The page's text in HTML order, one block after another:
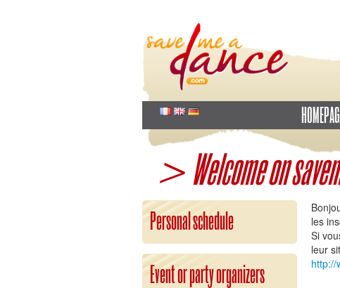
> Welcome on
Personal schedule
Event or party organizers
les
Si
leur
http://